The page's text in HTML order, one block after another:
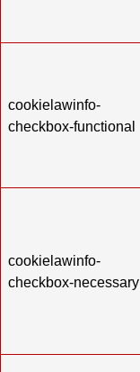
cookielawinfo-
checkbox-functional
cookielawinfo-
checkbox-necessary